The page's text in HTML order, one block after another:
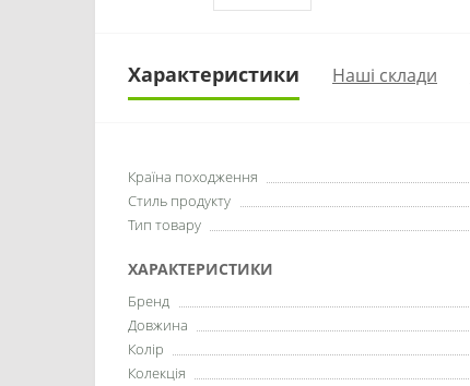
Характеристики Наші склади
Країна походження
Стиль продукту
Тип товару
ХАРАКТЕРИСТИКИ
Бренд
Довжина
Колір
Колекція